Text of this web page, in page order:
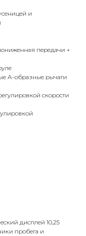
и
передачи +
А-образные рычаги
скорости
дисплей 10,25
пробега и